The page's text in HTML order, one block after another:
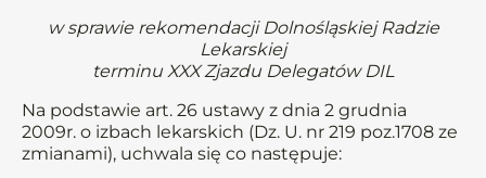
w sprawie rekomendacji Dolnośląskiej Radzie
Lekarskiej
terminu XXX Zjazdu Delegatów DIL
Na podstawie art. 26 ustawy z dnia 2 grudnia
2009r. o izbach lekarskich (Dz. U. nr 219 poz.1708 ze
zmianami), uchwala się co następuje: